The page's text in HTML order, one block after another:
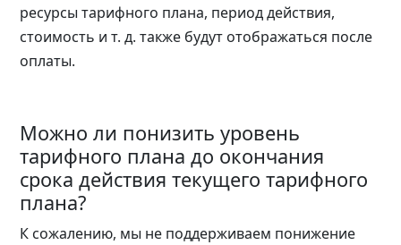
ресурсы тарифного плана, период действия,
стоимость и т. д. также будут отображаться после
оплаты.
Можно ли понизить уровень
тарифного плана до окончания
срока действия текущего тарифного
плана?
К сожалению, мы не поддерживаем понижение